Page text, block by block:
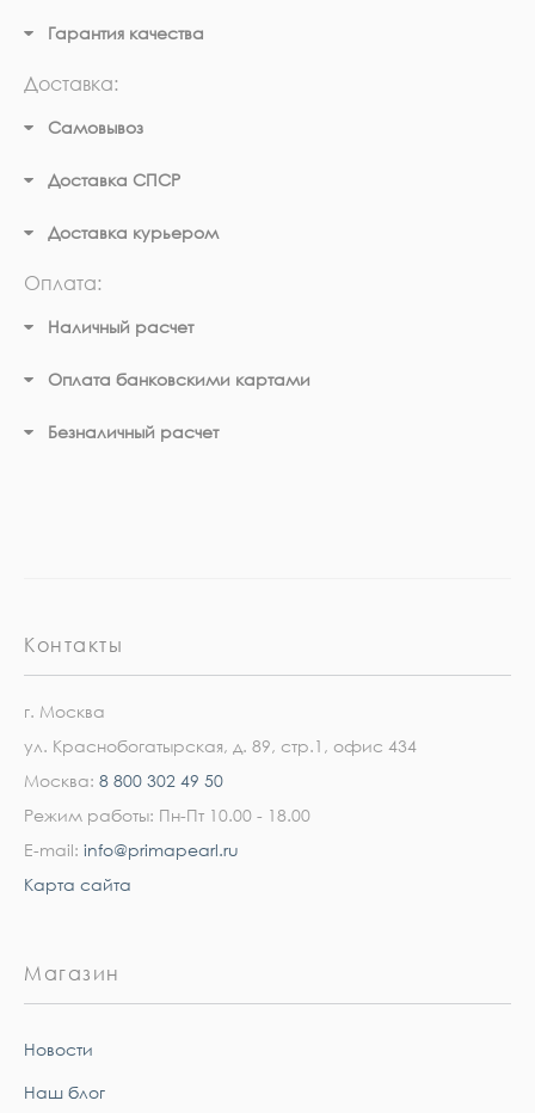
Гарантия качества
Доставка:
Самовывоз
Доставка СПСР
Доставка курьером
Оплата:
Наличный расчет
Оплата банковскими картами
Безналичный расчет
Контакты
г. Москва
ул. Краснобогатырская, д. 89, стр.1, офис 434
Москва: 8 800 302 49 50
Режим работы: Пн-Пт 10.00 - 18.00
E-mail: info@primapearl.ru
Карта сайта
Магазин
Новости
Наш блог